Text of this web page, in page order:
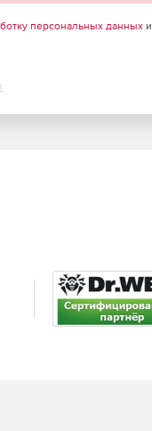
персональных данныхи